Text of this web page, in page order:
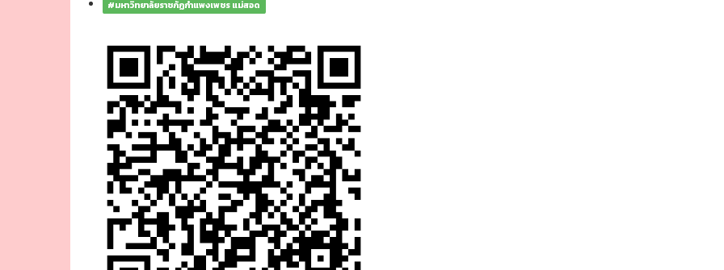
#มหาวิทยาลัยราชภัฏกำแพงเพชร แม่สอด